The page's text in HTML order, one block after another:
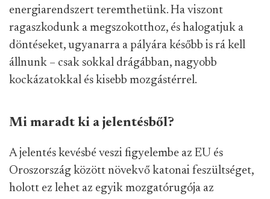
energiarendszert teremthetünk. Ha viszont
ragaszkodunk a megszokotthoz, és halogatjuk a
döntéseket, ugyanarra a pályára később is rá kell
állnunk – csak sokkal drágábban, nagyobb
kockázatokkal és kisebb mozgástérrel.
Mi maradt ki a jelentésből?
A jelentés kevésbé veszi figyelembe az EU és
Oroszország között növekvő katonai feszültséget,
holott ez lehet az egyik mozgatórugója az